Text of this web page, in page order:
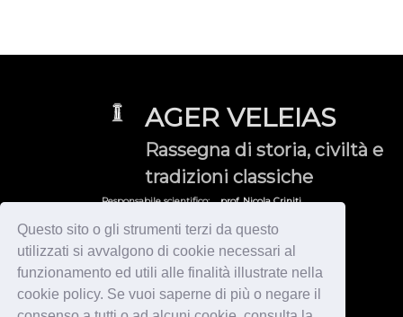
Questo sito o gli strumenti terzi da questo
utilizzati si avvalgono di cookie necessari al
funzionamento ed utili alle finalità illustrate nella
cookie policy. Se vuoi saperne di più o negare il
AGER VELEIAS
Rassegna di storia, civiltà e
tradizioni classiche
Responsabile scientifico:prof. Nicola Criniti
© 2026 Gruppo di Ricerca Veleiate - Tutti i diritti sono riservati
Immagica & Partner -Informativa Privacy & Cookies
HOME
VELEIA / CISALPINA
ITALIA